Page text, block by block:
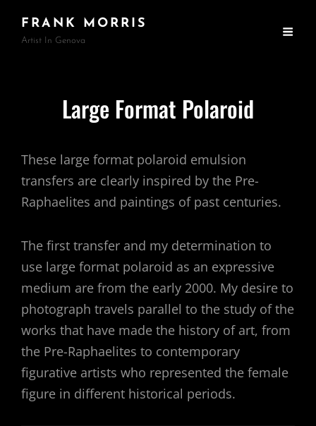
FRANK MORRIS
Artist In Genova
Large Format Polaroid
These large format polaroid emulsion
transfers are clearly inspired by the Pre-
Raphaelites and paintings of past centuries.
The first transfer and my determination to
use large format polaroid as an expressive
medium are from the early 2000. My desire to
photograph travels parallel to the study of the
works that have made the history of art, from
the Pre-Raphaelites to contemporary
figurative artists who represented the female
figure in different historical periods.